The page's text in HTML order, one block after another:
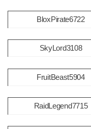
BloxPirate6722
SkyLord3108
FruitBeast5904
RaidLegend7715